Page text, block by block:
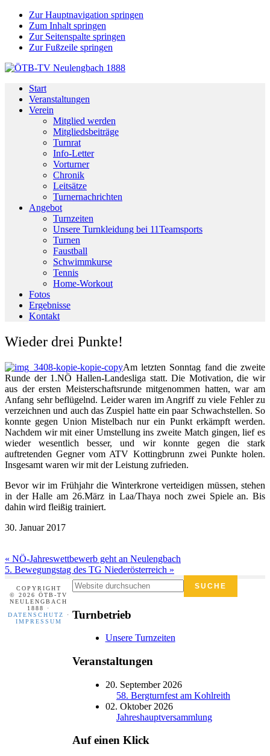
Zur Hauptnavigation springen
Zum Inhalt springen
Zur Seitenspalte springen
Zur Fußzeile springen
Start
Veranstaltungen
Verein
Mitglied werden
Mitgliedsbeiträge
Turnrat
Info-Letter
Vorturner
Chronik
Leitsätze
Turnernachrichten
Angebot
Turnzeiten
Unsere Turnkleidung bei 11Teamsports
Turnen
Faustball
Schwimmkurse
Tennis
Home-Workout
Fotos
Ergebnisse
Kontakt
Wieder drei Punkte!
Am letzten Sonntag fand die zweite
Runde der 1.NÖ Hallen-Landesliga statt. Die Motivation, die wir
aus der ersten Meisterschaftsrunde mitgenommen hatten, war am
Anfang sehr beflügelnd. Leider waren im Angriff zu viele Fehler zu
verzeichnen und auch das Zuspiel hatte ein paar Schwachstellen. So
konnte gegen Union Mistelbach nur ein Punkterkämpft werden.
Nachdem wir mit einer Umstellung ins zweite Match gingen, lief es
wieder wesentlich besser, und wir konnte gegen die stark
auftretenden Gegner vom ATV Kottingbrunn zwei Punkte holen.
Insgesamt waren wir mit der Leistung zufrieden.
Bevor wir im Frühjahr die Winterkrone verteidigen müssen, stehen
in der Halle am 26.März in Laa/Thaya noch zwei Spiele an. Bis
dahin wird fleißig trainiert.
30. Januar 2017
Vorheriger
Beitrag:
« NÖ-Jahreswettbewerb geht an Neulengbach
Nächster
5. Bewegungstag des TG Niederösterreich »
Seitenspalte
Website
durchsuchen
Turnbetrieb
Unsere Turnzeiten
Veranstaltungen
20. September 2026
58. Bergturnfest am Kohlreith
02. Oktober 2026
Jahreshauptversammlung
Auf einen Klick
Footer
COPYRIGHT
© 2026 ÖTB-TV
NEULENGBACH
1888 ·
DATENSCHUTZ
·
IMPRESSUM